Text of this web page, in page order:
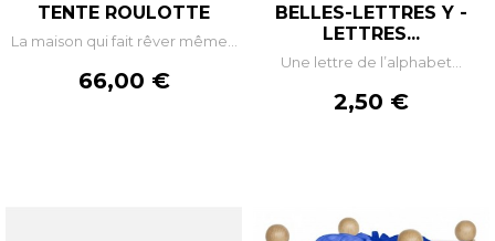
TENTE ROULOTTE
La maison qui fait rêver même...
Prix
66,00 €
BELLES-LETTRES Y -
LETTRES...
Une lettre de l’alphabet...
Prix
2,50 €